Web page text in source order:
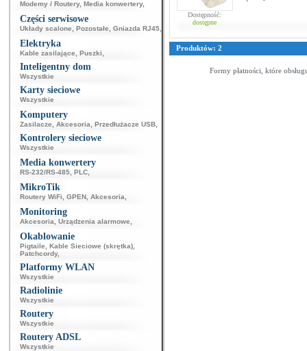
Modemy / Routery, Media konwertery,
Części serwisowe
Układy scalone Pozostałe Gniazda RJ45
Elektryka
Kable zasilające Puszki
Inteligentny dom
Wszystkie
Karty sieciowe
Wszystkie
Komputery
Zasilacze Akcesoria Przedłużacze USB
Kontrolery sieciowe
Wszystkie
Media konwertery
RS-232/RS-485 PLC
MikroTik
Routery WiFi GPEN Akcesoria
Monitoring
Akcesoria Urządzenia alarmowe
Okablowanie
Pigtaile Kable Sieciowe (skrętka)
Patchcordy,
Platformy WLAN
Wszystkie
Radiolinie
Wszystkie
Routery
Wszystkie
Routery ADSL
Wszystkie
Dostępność:
dostępne
Produktów: 2
Formy płatności, które